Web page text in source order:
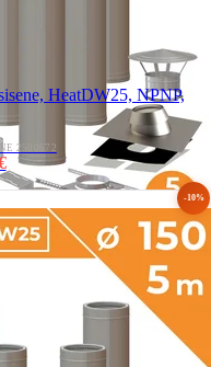
HeatDW25, NPNP,
2500672
-10%